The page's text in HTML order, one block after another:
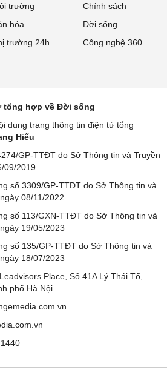
trường
Chính sách
hóa
Đời sống
trường 24h
Công nghệ 360
tổng hợp về Đời sống
dung trang thông tin điện tử tổng
Hiếu
GP-TTĐT do Sở Thông tin và Truyền
09/2019
số 3309/GP-TTĐT do Sở Thông tin và
08/11/2022
số 113/GXN-TTĐT do Sở Thông tin và
19/05/2023
số 135/GP-TTĐT do Sở Thông tin và
18/07/2023
Place, Số 41A Lý Thái Tổ,
phố Hà Nội